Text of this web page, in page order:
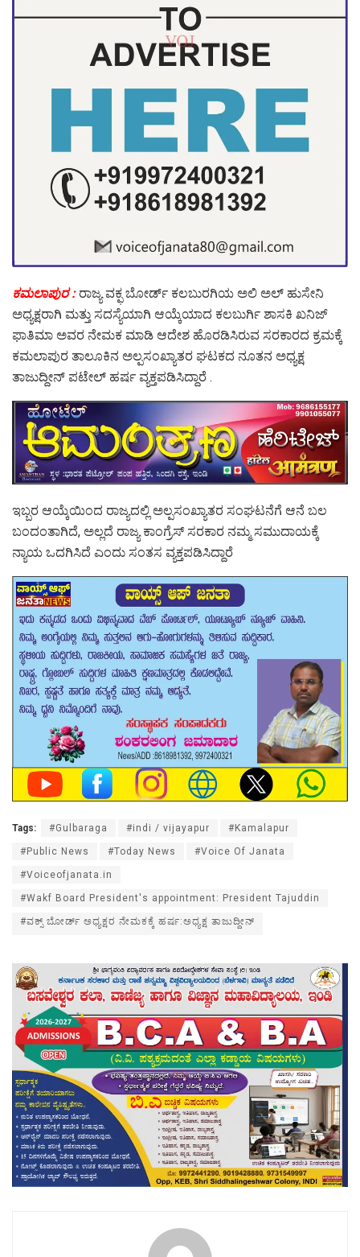
ಕಮಲಾಪುರ : ರಾಜ್ಯ ವಕ್ಫ ಬೋರ್ಡ್ ಕಲಬುರಗಿಯ ಅಲಿ ಅಲ್ ಹುಸೇನಿ
ಅಧ್ಯಕ್ಷರಾಗಿ ಮತ್ತು ಸದಸ್ಯೆಯಾಗಿ ಆಯ್ಕೆಯಾದ ಕಲಬುರ್ಗಿ ಶಾಸಕಿ ಖನಿಜ್
ಫಾತಿಮಾ ಅವರ ನೇಮಕ ಮಾಡಿ ಆದೇಶ ಹೊರಡಿಸಿರುವ ಸರಕಾರದ ಕ್ರಮಕ್ಕೆ
ಕಮಲಾಪುರ ತಾಲೂಕಿನ ಅಲ್ಪಸಂಖ್ಯಾತರ ಘಟಕದ ನೂತನ ಅಧ್ಯಕ್ಷ
ತಾಜುದ್ದೀನ್ ಪಟೇಲ್ ಹರ್ಷ ವ್ಯಕ್ತಪಡಿಸಿದ್ದಾರೆ .
ಇಬ್ಬರ ಆಯ್ಕೆಯಿಂದ ರಾಜ್ಯದಲ್ಲಿ ಅಲ್ಪಸಂಖ್ಯಾತರ ಸಂಘಟನೆಗೆ ಆನೆ ಬಲ
ಬಂದಂತಾಗಿದೆ, ಅಲ್ಲದೆ ರಾಜ್ಯ ಕಾಂಗ್ರೆಸ್ ಸರಕಾರ ನಮ್ಮ ಸಮುದಾಯಕ್ಕೆ
ನ್ಯಾಯ ಒದಗಿಸಿದೆ ಎಂದು ಸಂತಸ ವ್ಯಕ್ತಪಡಿಸಿದ್ದಾರೆ
Tags: #Gulbaraga #indi / vijayapur #Kamalapur
#Public News #Today News #Voice Of Janata
#Voiceofjanata.in
#Wakf Board President's appointment: President Tajuddin
#ವಕ್ಸ್ ಬೋರ್ಡ್ ಅಧ್ಯಕ್ಷರ ನೇಮಕಕ್ಕೆ ಹರ್ಷ:ಅಧ್ಯಕ್ಷ ತಾಜುದ್ದೀನ್